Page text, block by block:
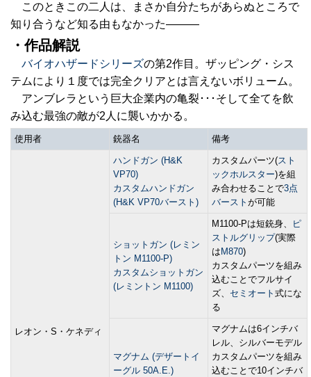
このときこの二人は、まさか自分たちがあらぬところで
知り合うなど知る由もなかった―――
・作品解説
バイオハザードシリーズの第2作目。ザッピング・シス
テムにより１度では完全クリアとは言えないボリューム。
アンブレラという巨大企業内の亀裂･･･そして全てを飲
み込む最強の敵が2人に襲いかかる。
使用者 銃器名 備考
レオン・S・ケネディ
ハンドガン (H&K
VP70)
カスタムハンドガン
(H&K VP70バースト)
カスタムパーツ(スト
ックホルスター)を組
み合わせることで3点
バースト が可能
ショットガン (レミン
トン M1100-P)
カスタムショットガン
(レミントン M1100)
M1100-Pは短銃身、
ピ
ストルグリップ(実際
は M870)
カスタムパーツを組み
込むことでフルサイ
ズ、 セミオート 式にな
る
マグナム (デザートイ
ーグル 50A.E.)
マグナムは6インチバ
レル、シルバーモデル
カスタムパーツを組み
込むことで10インチバ